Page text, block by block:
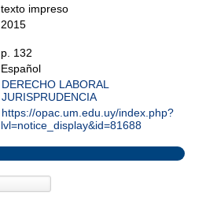
texto impreso
2015
p. 132
Español
DERECHO LABORAL
JURISPRUDENCIA
https://opac.um.edu.uy/index.php?
lvl=notice_display&id=81688